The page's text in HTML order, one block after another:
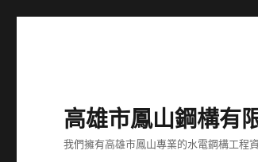
高雄市鳳山鋼構有
我們擁有高雄市鳳山專業的水電鋼構工程